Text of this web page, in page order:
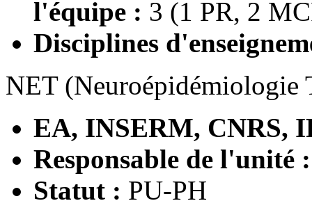
l'équipe : 3 (1 PR, 2
Disciplines
NET (Neuroépidémiologie
EA, INSERM, CNRS,
Responsable de l'unité
Statut : PU-PH